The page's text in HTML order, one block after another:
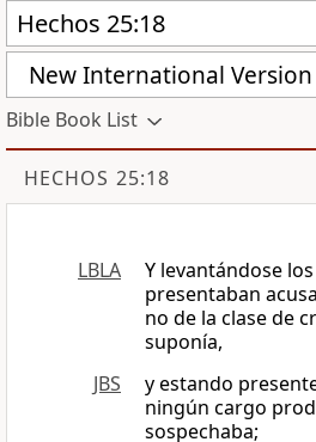
New International Version
Bible Book List
HECHOS 25:18
LBLA
Y levantándose
presentaban
no de la clase de
suponía,
JBS
y estando
ningún cargo
sospechaba;